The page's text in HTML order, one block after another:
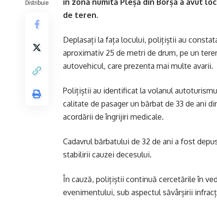
Distribuie
în zona numită Pleșă din Borșa a avut
de teren.
Deplasați la fața locului, polițiștii au
aproximativ 25 de metri de drum, pe un
autovehicul, care prezenta mai multe avarii.
Polițiștii au identificat la volanul
calitate de pasager un bărbat de 33 de ani
acordării de îngrijiri medicale.
Cadavrul bărbatului de 32 de ani a fost
stabilirii cauzei decesului.
În cauză, polițiștii continuă cercetările în
evenimentului, sub aspectul săvârșirii